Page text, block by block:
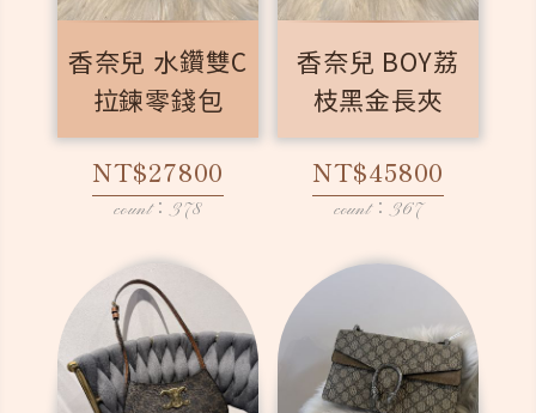
香奈兒 水鑽雙C
拉鍊零錢包
NT$27800
count：378
香奈兒 BOY荔
枝黑金長夾
NT$45800
count：367